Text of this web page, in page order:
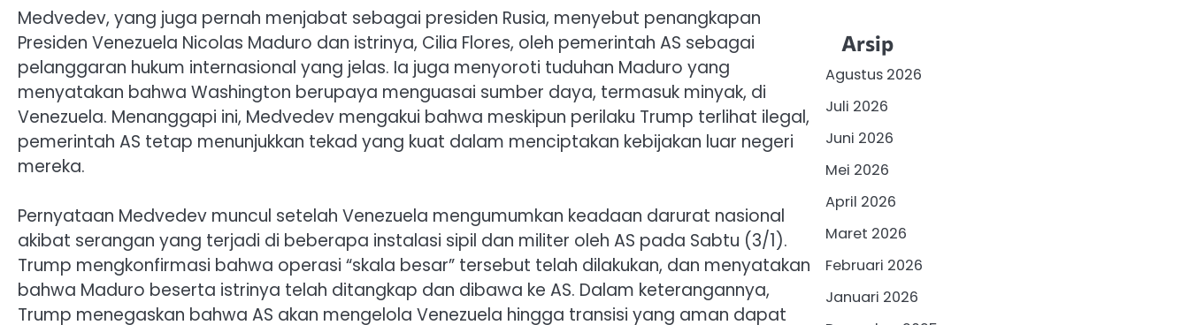
Medvedev, yang juga pernah menjabat sebagai presiden Rusia, menyebut penangkapan
Presiden Venezuela Nicolas Maduro dan istrinya, Cilia Flores, oleh pemerintah AS sebagai
pelanggaran hukum internasional yang jelas. Ia juga menyoroti tuduhan Maduro yang
menyatakan bahwa Washington berupaya menguasai sumber daya, termasuk minyak, di
Venezuela. Menanggapi ini, Medvedev mengakui bahwa meskipun perilaku Trump terlihat ilegal,
pemerintah AS tetap menunjukkan tekad yang kuat dalam menciptakan kebijakan luar negeri
mereka.
Pernyataan Medvedev muncul setelah Venezuela mengumumkan keadaan darurat nasional
akibat serangan yang terjadi di beberapa instalasi sipil dan militer oleh AS pada Sabtu (3/1).
Trump mengkonfirmasi bahwa operasi “skala besar” tersebut telah dilakukan, dan menyatakan
bahwa Maduro beserta istrinya telah ditangkap dan dibawa ke AS. Dalam keterangannya,
Trump menegaskan bahwa AS akan mengelola Venezuela hingga transisi yang aman dapat
Arsip
Agustus 2026
Juli 2026
Juni 2026
Mei 2026
April 2026
Maret 2026
Februari 2026
Januari 2026